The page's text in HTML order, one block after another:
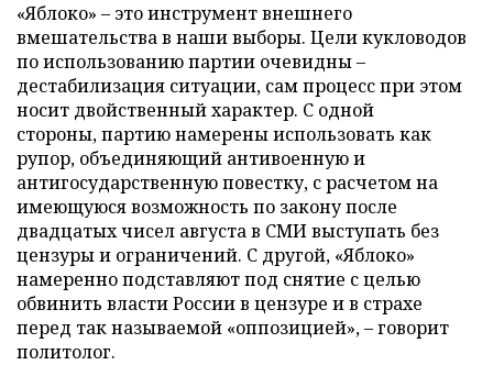
«Яблоко» – это инструмент внешнего
вмешательства в наши выборы. Цели кукловодов
по использованию партии очевидны –
дестабилизация ситуации, сам процесс при этом
носит двойственный характер. С одной
стороны, партию намерены использовать как
рупор, объединяющий антивоенную и
антигосударственную повестку, с расчетом на
имеющуюся возможность по закону после
двадцатых чисел августа в СМИ выступать без
цензуры и ограничений. С другой, «Яблоко»
намеренно подставляют под снятие с целью
обвинить власти России в цензуре и в страхе
перед так называемой «оппозицией», – говорит
политолог.